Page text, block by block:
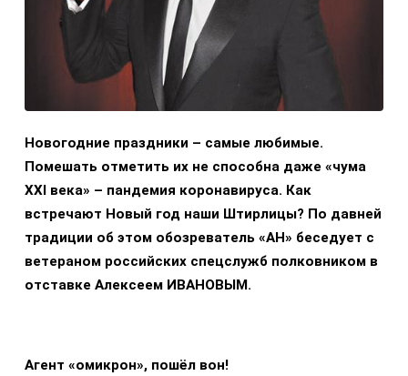
Новогодние праздники – самые любимые.
Помешать отметить их не способна даже «чума
XXI века» – пандемия коронавируса. Как
встречают Новый год наши Штирлицы? По давней
традиции об этом обозреватель «АН» беседует с
ветераном российских спецслужб полковником в
отставке Алексеем ИВАНОВЫМ.
Агент «омикрон», пошёл вон!